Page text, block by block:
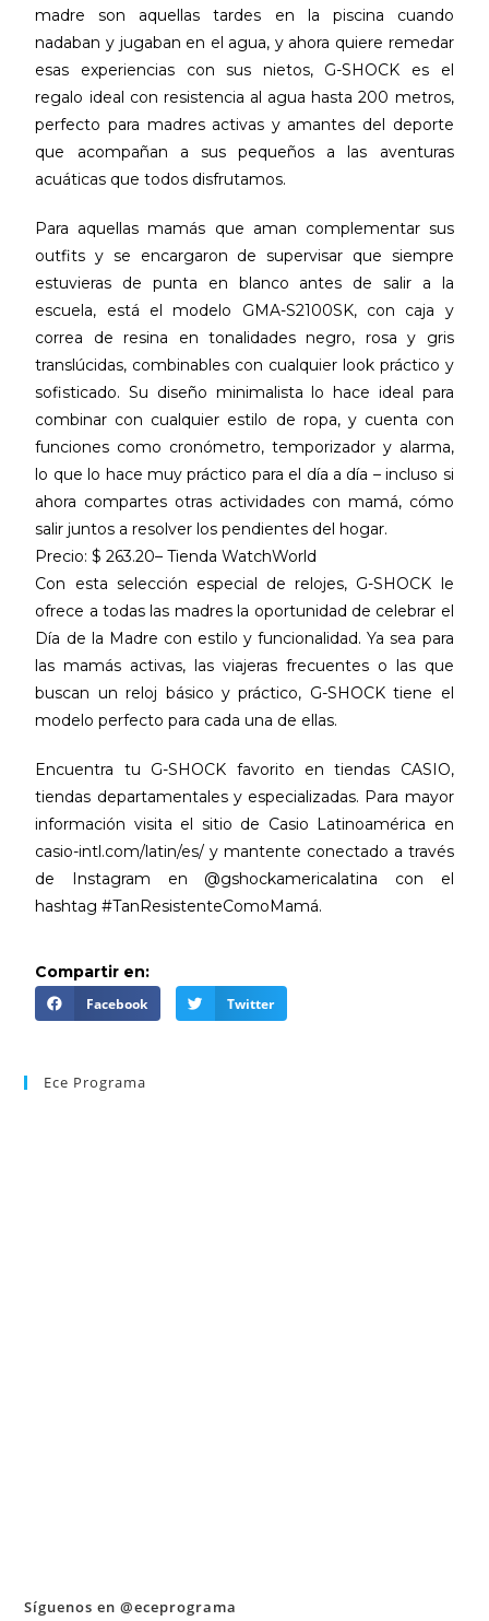
madre son aquellas tardes en la piscina cuando
nadaban y jugaban en el agua, y ahora quiere remedar
esas experiencias con sus nietos, G-SHOCK es el
regalo ideal con resistencia al agua hasta 200 metros,
perfecto para madres activas y amantes del deporte
que acompañan a sus pequeños a las aventuras
acuáticas que todos disfrutamos.
Para aquellas mamás que aman complementar sus
outfits y se encargaron de supervisar que siempre
estuvieras de punta en blanco antes de salir a la
escuela, está el modelo GMA-S2100SK, con caja y
correa de resina en tonalidades negro, rosa y gris
translúcidas, combinables con cualquier look práctico y
sofisticado. Su diseño minimalista lo hace ideal para
combinar con cualquier estilo de ropa, y cuenta con
funciones como cronómetro, temporizador y alarma,
lo que lo hace muy práctico para el día a día – incluso si
ahora compartes otras actividades con mamá, cómo
salir juntos a resolver los pendientes del hogar.
Precio: $ 263.20– Tienda WatchWorld
Con esta selección especial de relojes, G-SHOCK le
ofrece a todas las madres la oportunidad de celebrar el
Día de la Madre con estilo y funcionalidad. Ya sea para
las mamás activas, las viajeras frecuentes o las que
buscan un reloj básico y práctico, G-SHOCK tiene el
modelo perfecto para cada una de ellas.
Encuentra tu G-SHOCK favorito en tiendas CASIO,
tiendas departamentales y especializadas. Para mayor
información visita el sitio de Casio Latinoamérica en
casio-intl.com/latin/es/ y mantente conectado a través
de Instagram en @gshockamericalatina con el
hashtag #TanResistenteComoMamá.
Compartir en:
Facebook Twitter
Ece Programa
Síguenos en @eceprograma